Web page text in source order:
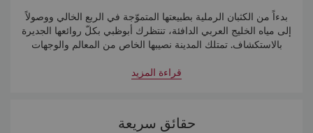
بدءاً من الكثبان الرملية بطبيعتها المتموّجة في الربع الخالي ووصولاً
إلى مياه الخليج العربي الدافئة، تنتظرك أبوظبي بكلّ روائعها الجديرة
بالاستكشاف. تمتلك المدينة نصيبها الخاص من المعالم والوجهات
قراءة المزيد
حقائق سريعة